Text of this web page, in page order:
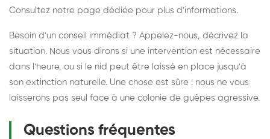
Consultez notre page dédiée pour plus d'informations.
Besoin d'un conseil immédiat ? Appelez-nous, décrivez la
situation. Nous vous dirons si une intervention est nécessaire
dans l'heure, ou si le nid peut être laissé en place jusqu'à
son extinction naturelle. Une chose est sûre : nous ne vous
laisserons pas seul face à une colonie de guêpes agressive.
Questions fréquentes